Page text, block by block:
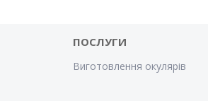
ПОСЛУГИ
Виготовлення окулярів